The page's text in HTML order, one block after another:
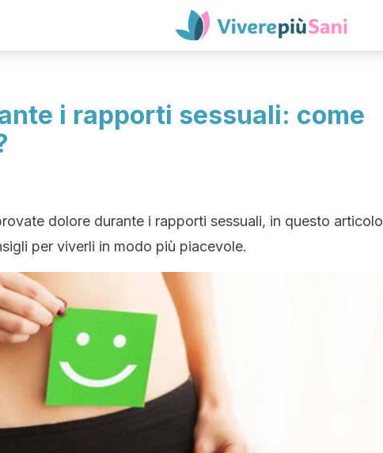
i rapporti sessuali: come
dolore durante i rapporti sessuali, in questo articolo
per viverli in modo più piacevole.